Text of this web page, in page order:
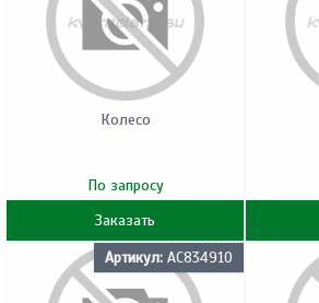
Колесо
По запросу
Заказать
Артикул: AC834910